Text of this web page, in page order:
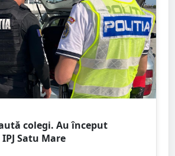
colegi. Au început
Satu Mare